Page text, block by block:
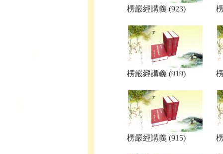
楞嚴經講義 (923)
楞嚴經講義 (919)
楞嚴經講義 (915)